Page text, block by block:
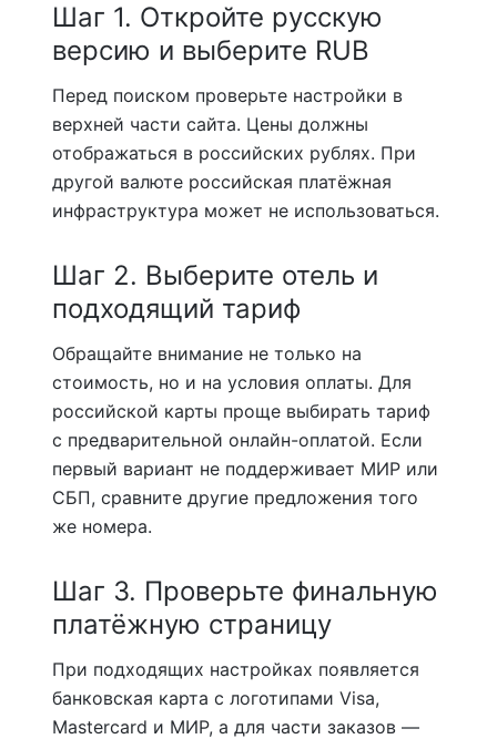
Шаг 1. Откройте русскую
версию и выберите RUB
Перед поиском проверьте настройки в
верхней части сайта. Цены должны
отображаться в российских рублях. При
другой валюте российская платёжная
инфраструктура может не использоваться.
Шаг 2. Выберите отель и
подходящий тариф
Обращайте внимание не только на
стоимость, но и на условия оплаты. Для
российской карты проще выбирать тариф
с предварительной онлайн-оплатой. Если
первый вариант не поддерживает МИР или
СБП, сравните другие предложения того
же номера.
Шаг 3. Проверьте финальную
платёжную страницу
При подходящих настройках появляется
банковская карта с логотипами Visa,
Mastercard и МИР, а для части заказов —